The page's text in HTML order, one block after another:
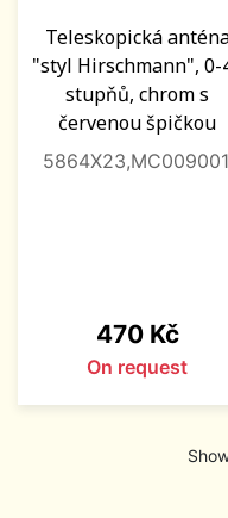
Teleskopická
"styl Hirschmann", 0-
stupňů, chrom s
červenou špičkou
Price
470 Kč
On request